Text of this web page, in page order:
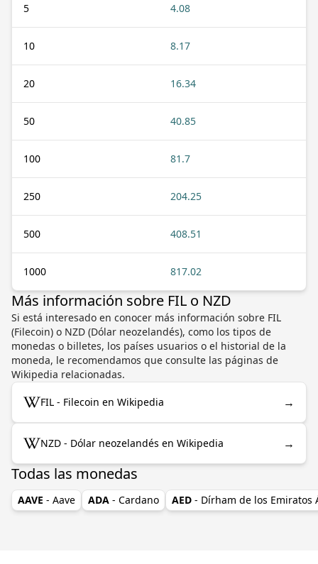
5 4.08
10 8.17
20 16.34
50 40.85
100 81.7
250 204.25
500 408.51
1000 817.02
Más información sobre FIL o NZD
Si está interesado en conocer más información sobre FIL
(Filecoin) o NZD (Dólar neozelandés), como los tipos de
monedas o billetes, los países usuarios o el historial de la
moneda, le recomendamos que consulte las páginas de
Wikipedia relacionadas.
FIL - Filecoin en Wikipedia →
NZD - Dólar neozelandés en Wikipedia →
Todas las monedas
AAVE - Aave ADA - Cardano AED - Dírham de los Emiratos